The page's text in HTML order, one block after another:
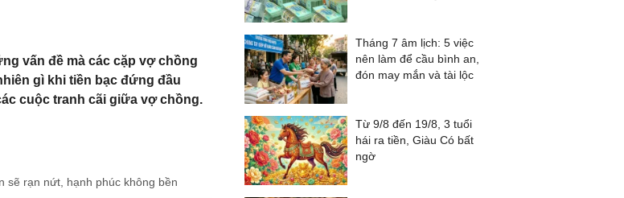
vấn đề mà các cặp vợ chồng
gì khi tiền bạc đứng đầu
cuộc tranh cãi giữa vợ chồng.
sẽ rạn nứt, hạnh phúc không bền
Tháng 7 âm lịch: 5 việc
nên làm để cầu bình an,
đón may mắn và tài lộc
Từ 9/8 đến 19/8, 3 tuổi
hái ra tiền, Giàu Có bất
ngờ